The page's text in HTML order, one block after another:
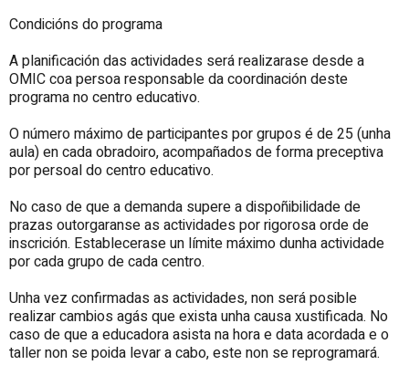
Condicións do programa
A planificación das actividades será realizarase desde a
OMIC coa persoa responsable da coordinación deste
programa no centro educativo.
O número máximo de participantes por grupos é de 25 (unha
aula) en cada obradoiro, acompañados de forma preceptiva
por persoal do centro educativo.
No caso de que a demanda supere a dispoñibilidade de
prazas outorgaranse as actividades por rigorosa orde de
inscrición. Establecerase un límite máximo dunha actividade
por cada grupo de cada centro.
Unha vez confirmadas as actividades, non será posible
realizar cambios agás que exista unha causa xustificada. No
caso de que a educadora asista na hora e data acordada e o
taller non se poida levar a cabo, este non se reprogramará.